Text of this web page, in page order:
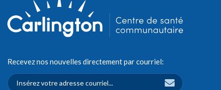
Recevez nos nouvelles directement par courriel: